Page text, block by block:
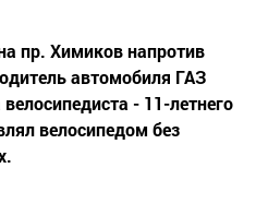
пр. Химиков напротив
автомобиля ГАЗ
- 11-летнего
велосипедом без